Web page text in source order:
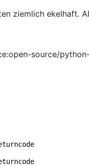
ziemlich ekelhaft.
source/